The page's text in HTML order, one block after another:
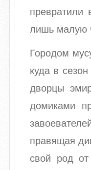
превратили
лишь малую
Городом
куда в
дворцы
домиками
правящая
свой род